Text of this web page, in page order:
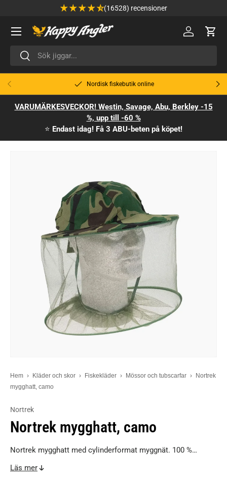
(16528) recensioner
SökSök
🔑 Logga
Meny
Tidigare Nordisk fiskebutik online
VARUMÄRKESVECKOR! Westin, Savage, Abu, Berkley -15
%, upp till -60 %
⭐ Endast idag! Få 3 ABU-beten på köpet!
Hem › Kläder och skor › Fiskekläder › Mössor och tubscarfar ›
Nortrek
mygghatt, camo
Nortrek
Nortrek mygghatt, camo
Nortrek mygghatt med cylinderformat myggnät. 100 %
Läs mer